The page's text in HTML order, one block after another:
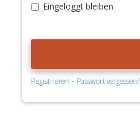
Eingeloggt bleiben
Registrieren - Passwort vergessen?